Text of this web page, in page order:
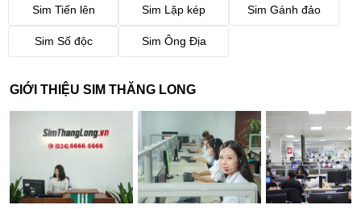
Sim Tiến lên Sim Lặp kép Sim Gánh đảo
Sim Số độc Sim Ông Địa
GIỚI THIỆU SIM THĂNG LONG